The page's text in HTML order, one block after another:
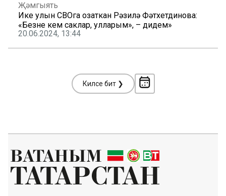
Җәмгыять
Ике улын СВОга озаткан Рәзилә Фәтхетдинова:
«Безне кем саклар, улларым», – дидем»
20.06.2024, 13:44
Киләсе бит ❯